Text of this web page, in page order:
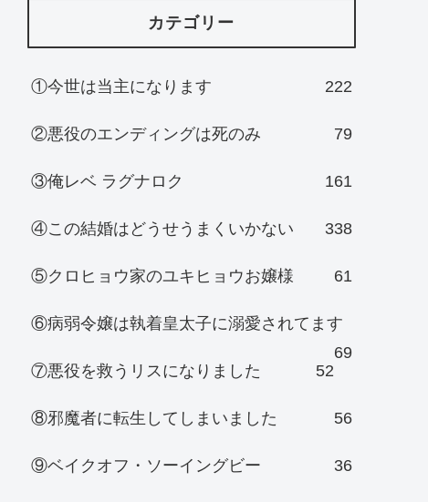
カテゴリー
①今世は当主になります 222
②悪役のエンディングは死のみ 79
③俺レベ ラグナロク 161
④この結婚はどうせうまくいかない 338
⑤クロヒョウ家のユキヒョウお嬢様 61
⑥病弱令嬢は執着皇太子に溺愛されてます
69
⑦悪役を救うリスになりました
52
⑧邪魔者に転生してしまいました 56
⑨ベイクオフ・ソーイングビー 36